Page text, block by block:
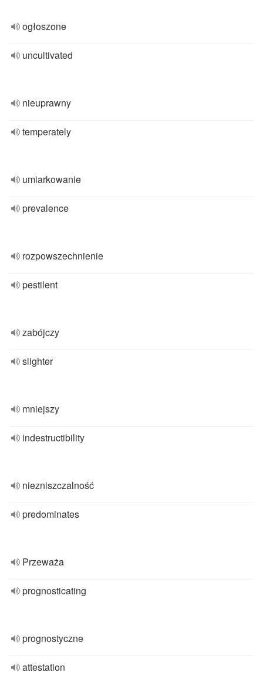
ogłoszone
uncultivated
nieuprawny
temperately
umiarkowanie
prevalence
rozpowszechnienie
pestilent
zabójczy
slighter
mniejszy
indestructibility
niezniszczalność
predominates
Przeważa
prognosticating
prognostyczne
attestation